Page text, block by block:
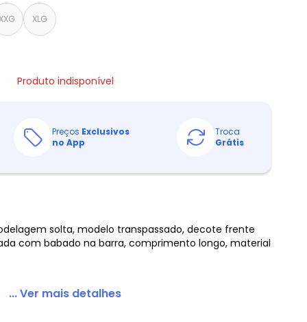
XXG XLG
Produto indisponível
Preços Exclusivos
no App
Troca
Grátis
solta, modelo transpassado, decote frente
com babado na barra, comprimento longo, material
... Ver mais detalhes